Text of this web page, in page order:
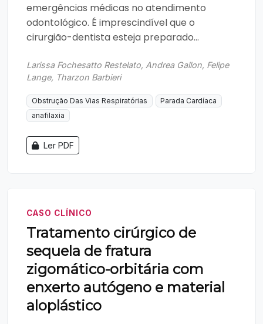
emergências médicas no atendimento
odontológico. É imprescindível que o
cirurgião-dentista esteja preparado...
Larissa Fochesatto Restelato, Andrea Gallon, Felipe
Lange, Tharzon Barbieri
Obstrução Das Vias Respiratórias
Parada Cardíaca
anafilaxia
Ler PDF
CASO CLÍNICO
Tratamento cirúrgico de
sequela de fratura
zigomático-orbitária com
enxerto autógeno e material
aloplástico